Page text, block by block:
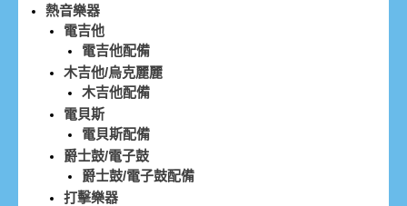
熱音樂器
電吉他
電吉他配備
木吉他/烏克麗麗
木吉他配備
電貝斯
電貝斯配備
爵士鼓/電子鼓
爵士鼓/電子鼓配備
打擊樂器